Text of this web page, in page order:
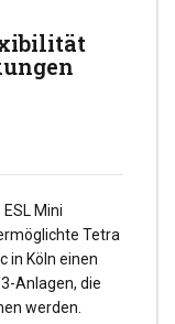
Mini
Tetra
in Köln einen
Anlagen, die
werden.